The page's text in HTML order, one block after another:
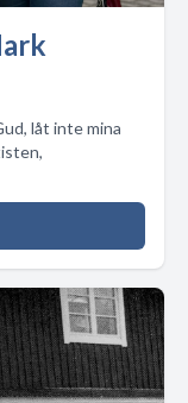
låt inte mina